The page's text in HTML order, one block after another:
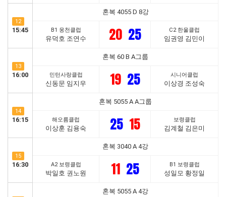
12
15:45
혼복 4055 D 8강
B1 웅천클럽
유덕호 조연수 20 25 C2 한울클럽
임권영 김민이
13
16:00
혼복 60 B A그룹
민턴사랑클럽
신동문 임지우 19 25 시니어클럽
이상경 조성숙
14
16:15
혼복 5055 A A그룹
해오름클럽
이상훈 김용숙 25 15 보령클럽
김계철 김은미
15
16:30
혼복 3040 A 4강
A2 보령클럽
박일호 권노원 11 25 B1 보령클럽
성일모 황정일
혼복 5055 A 4강